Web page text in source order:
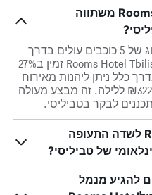
האם התמחור בRooms Hotel Tbilisi משתווה
מלונות בטביליסי המדורגים בדירוג של 5 כוכבים עולים בדרך
כלל ₪437 ללילה, אבל בממוצע, Rooms Hotel Tbilisi זמין ב27%
כלל ניתן ליהנות מאירוח
בRooms Hotel Tbilisi בעלות של ₪322 ללילה. זה מבצע מעולה
כמה קרוב Rooms Hotel Tbilisi לשדה התעופה
של טביליסי?
להגיע מנמל